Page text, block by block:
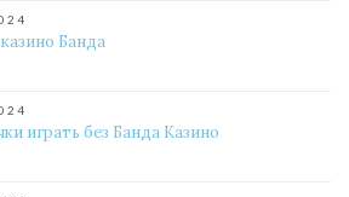
Банда
играть без Банда Казино